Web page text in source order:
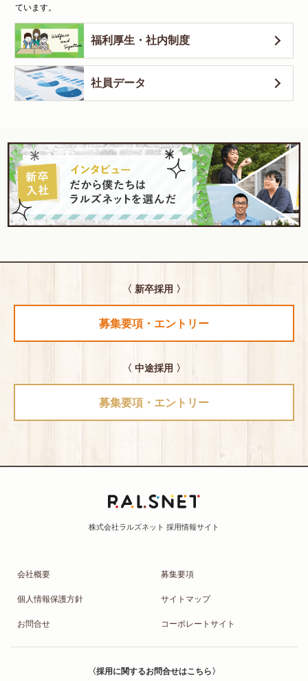
ています。
福利厚生・社内制度
社員データ
〈 新卒採用 〉
募集要項・エントリー
〈 中途採用 〉
募集要項・エントリー
会社概要 募集要項
個人情報保護方針 サイトマップ
お問合せ コーポレートサイト
〈採用に関するお問合せはこちら〉